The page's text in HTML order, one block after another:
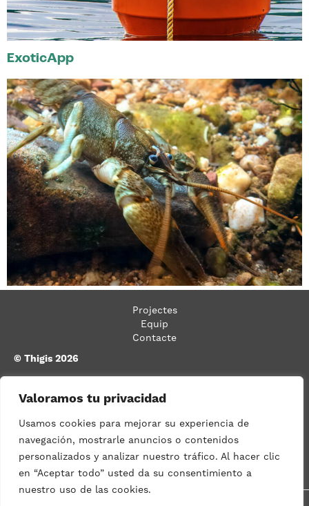
Valoramos tu privacidad
Usamos cookies para mejorar su experiencia de
navegación, mostrarle anuncios o contenidos
personalizados y analizar nuestro tráfico. Al hacer clic
en “Aceptar todo” usted da su consentimiento a
nuestro uso de las cookies.
ExoticApp
Projectes
Equip
Contacte
© Thigis 2026
08026 Barcelona
93 533 03 08
info@thigis.com
Política de privadesaCondicions d'úsPolítica de cookies
Accessibilitat